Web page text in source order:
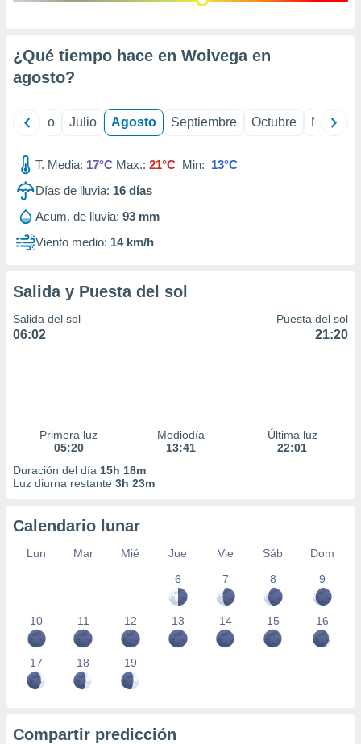
e
mediante
publicidad
publicidad
de
1199
¿Qué tiempo hace en Wolvega en
agosto?
Junio Julio Agosto Septiembre Octubre
T. Media: 17°C Max.: 21°C Min: 13°C
Días de lluvia: 16 días
Acum. de lluvia: 93 mm
Viento medio: 14 km/h
Salida y Puesta del sol
Salida del sol
06:02
Puesta del sol
21:20
Primera luz
05:20
Mediodía
13:41
Última luz
22:01
Duración del día 15h 18m
Luz diurna restante 3h 23m
Calendario lunar
Lun Mar Mié Jue Vie Sáb
Dom
6
7 8 9
10 11 12 13 14 15 16
17 18 19
Compartir predicción